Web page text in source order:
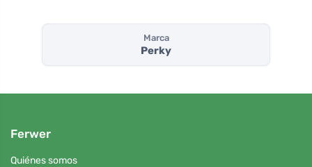
Marca
Perky
Ferwer
Quiénes somos